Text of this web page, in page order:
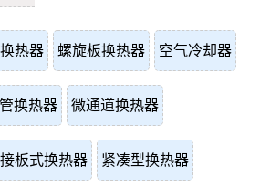
热器 螺旋板换热器 空气冷却器
换热器 微通道换热器
板式换热器 紧凑型换热器